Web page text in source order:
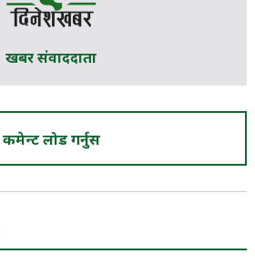
खबर संवाददाता
कमेन्ट लोड गर्नुस